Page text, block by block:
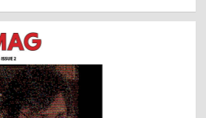
c
h
i
s